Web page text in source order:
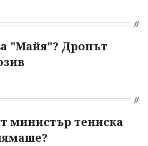
"Майя"? Дронът
министър тениска